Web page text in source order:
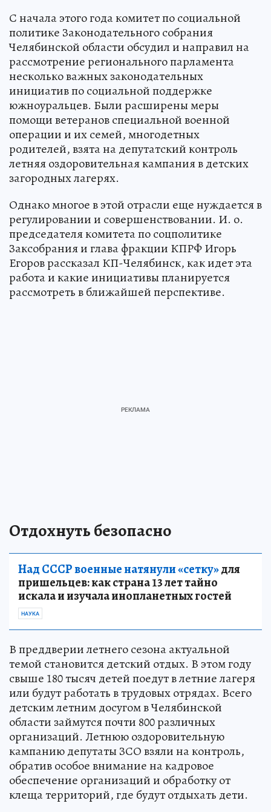
С начала этого года комитет по социальной
политике Законодательного собрания
Челябинской области обсудил и направил на
рассмотрение регионального парламента
несколько важных законодательных
инициатив по социальной поддержке
южноуральцев. Были расширены меры
помощи ветеранов специальной военной
операции и их семей, многодетных
родителей, взята на депутатский контроль
летняя оздоровительная кампания в детских
загородных лагерях.
Однако многое в этой отрасли еще нуждается в
регулировании и совершенствовании. И. о.
председателя комитета по соцполитике
Заксобрания и глава фракции КПРФ Игорь
Егоров рассказал КП-Челябинск, как идет эта
работа и какие инициативы планируется
рассмотреть в ближайшей перспективе.
Отдохнуть безопасно
Над СССР военные натянули «сетку»для
пришельцев: как страна 13 лет тайно
искала и изучала инопланетных гостей
НАУКА
В преддверии летнего сезона актуальной
темой становится детский отдых. В этом году
свыше 180 тысяч детей поедут в летние лагеря
или будут работать в трудовых отрядах. Всего
детским летним досугом в Челябинской
области займутся почти 800 различных
организаций. Летнюю оздоровительную
кампанию депутаты ЗСО взяли на контроль,
обратив особое внимание на кадровое
обеспечение организаций и обработку от
клеща территорий, где будут отдыхать дети.